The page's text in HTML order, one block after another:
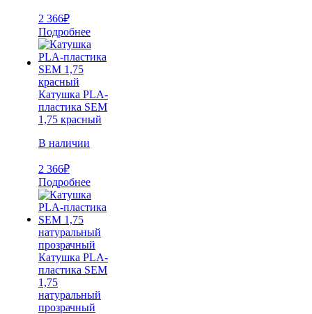
2 366₽
Подробнее
Катушка PLA-
пластика SEM
1,75 красный
В наличии
2 366₽
Подробнее
Катушка PLA-
пластика SEM
1,75
натуральный
прозрачный